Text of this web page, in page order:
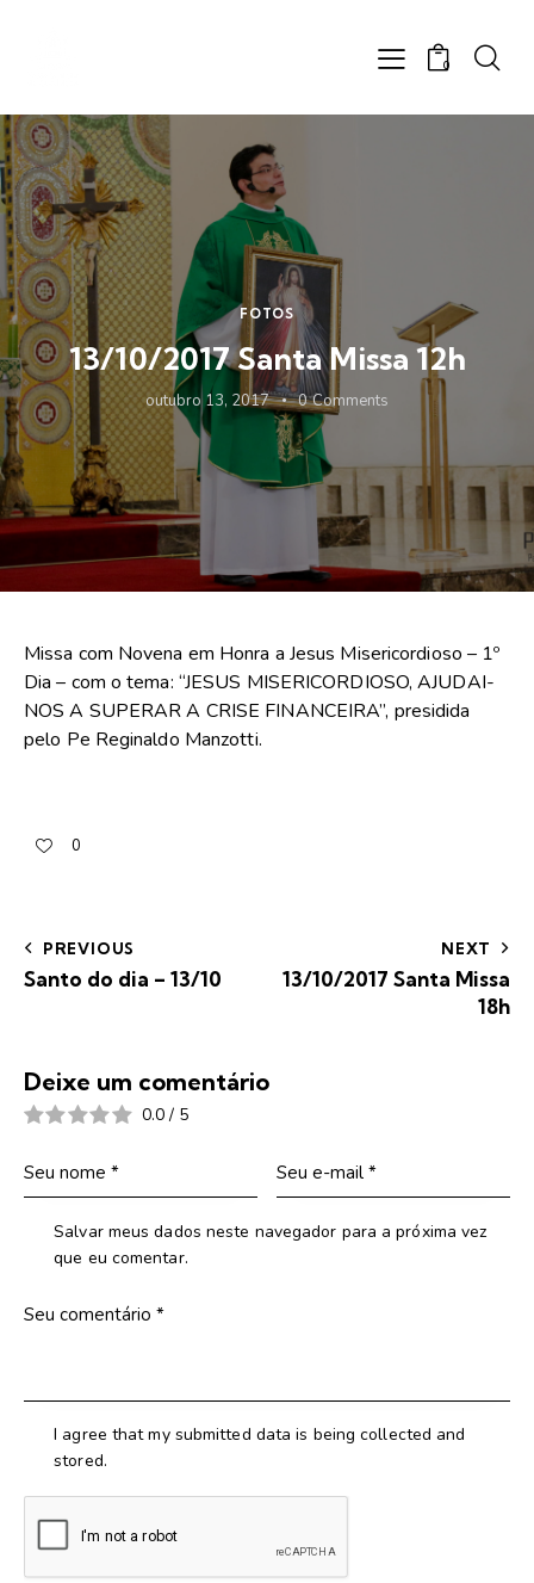
0
FOTOS
13/10/2017 Santa Missa 12h
outubro 13, 2017 0 Comments
Missa com Novena em Honra a Jesus Misericordioso – 1º
Dia – com o tema: “JESUS MISERICORDIOSO, AJUDAI-
NOS A SUPERAR A CRISE FINANCEIRA”, presidida
pelo Pe Reginaldo Manzotti.
0
PREVIOUS
Santo do dia – 13/10
NEXT
13/10/2017 Santa Missa
18h
Deixe um comentário
0.0 / 5
Salvar meus dados neste navegador para a próxima vez
que eu comentar.
I agree that my submitted data is being collected and
stored.